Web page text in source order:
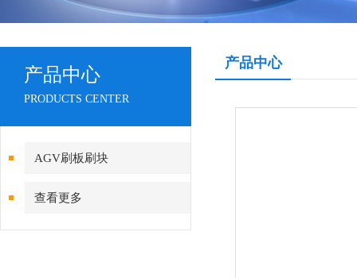
产品中心
PRODUCTS CENTER
AGV刷板刷块
查看更多
产品中心